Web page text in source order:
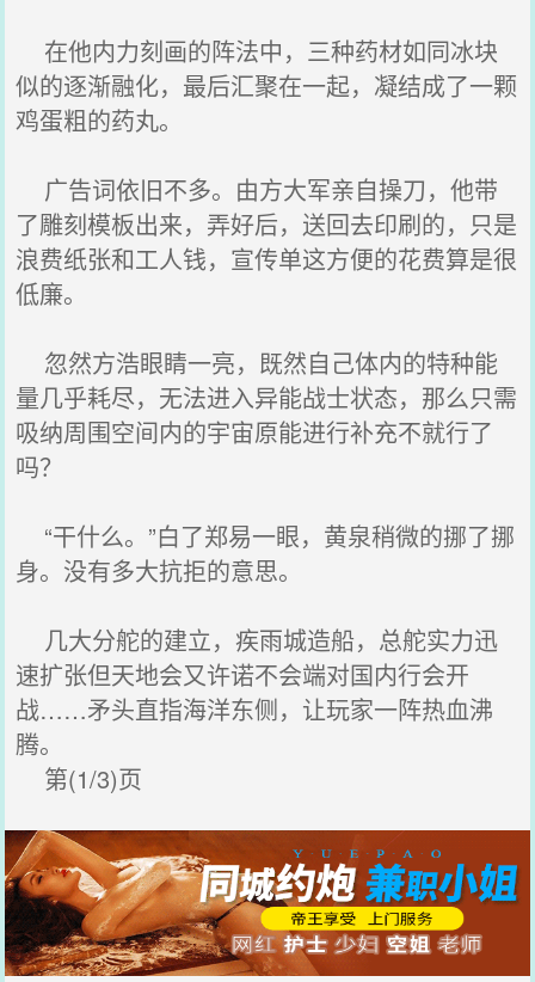
在他内力刻画的阵法中，三种药材如同冰块
似的逐渐融化，最后汇聚在一起，凝结成了一颗
鸡蛋粗的药丸。
广告词依旧不多。由方大军亲自操刀，他带
了雕刻模板出来，弄好后，送回去印刷的，只是
浪费纸张和工人钱，宣传单这方便的花费算是很
低廉。
忽然方浩眼睛一亮，既然自己体内的特种能
量几乎耗尽，无法进入异能战士状态，那么只需
吸纳周围空间内的宇宙原能进行补充不就行了
吗？
“干什么。”白了郑易一眼，黄泉稍微的挪了挪
身。没有多大抗拒的意思。
几大分舵的建立，疾雨城造船，总舵实力迅
速扩张但天地会又许诺不会端对国内行会开
战……矛头直指海洋东侧，让玩家一阵热血沸
腾。
第(1/3)页